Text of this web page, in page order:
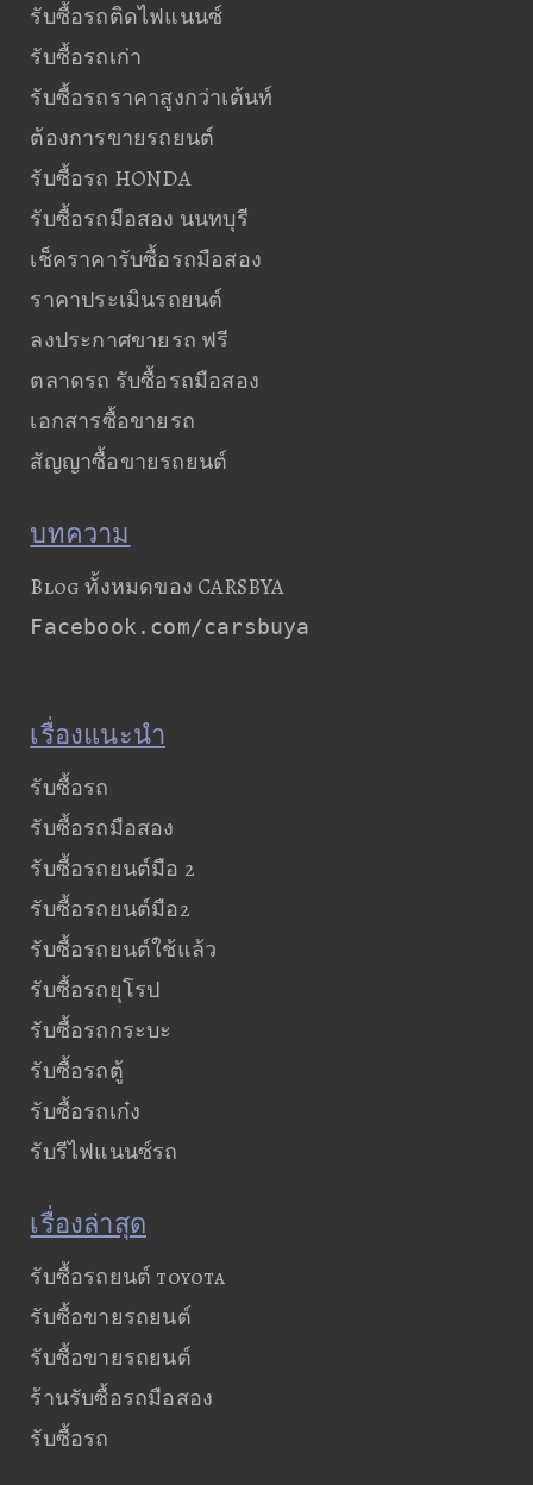
รับซื้อรถติดไฟแนนซ์
รับซื้อรถเก่า
รับซื้อรถราคาสูงกว่าเต้นท์
ต้องการขายรถยนต์
รับซื้อรถ HONDA
รับซื้อรถมือสอง นนทบุรี
เช็คราคารับซื้อรถมือสอง
ราคาประเมินรถยนต์
ลงประกาศขายรถ ฟรี
ตลาดรถ รับซื้อรถมือสอง
เอกสารซื้อขายรถ
สัญญาซื้อขายรถยนต์
บทความ
Blog ทั้งหมดของ CARSBYA
Facebook.com/carsbuya
เรื่องแนะนำ
รับซื้อรถ
รับซื้อรถมือสอง
รับซื้อรถยนต์มือ 2
รับซื้อรถยนต์มือ2
รับซื้อรถยนต์ใช้แล้ว
รับซื้อรถยุโรป
รับซื้อรถกระบะ
รับซื้อรถตู้
รับซื้อรถเก๋ง
รับรีไฟแนนซ์รถ
เรื่องล่าสุด
รับซื้อรถยนต์ toyota
รับซื้อขายรถยนต์
รับซื้อขายรถยนต์
ร้านรับซื้อรถมือสอง
รับซื้อรถ